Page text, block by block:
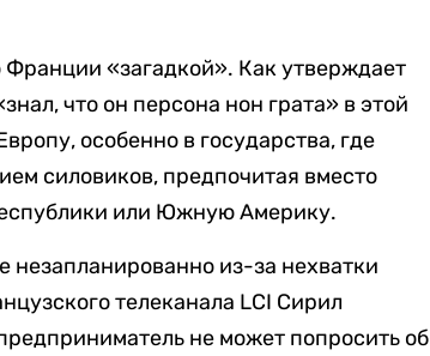
Франции «загадкой». Как утверждает
что он персона нон грата» в этой
особенно в государства, где
силовиков, предпочитая вместо
или Южную Америку.
незапланированно из-за нехватки
телеканала LCI Сирил
не может попросить об